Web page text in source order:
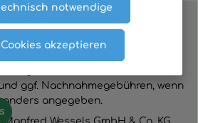
Vertrag widerrufen
ggf. Nachnahmegebühren, wenn
anders angegeben.
notwendige
akzeptieren